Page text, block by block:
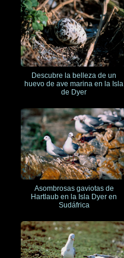
Descubre la belleza de un
huevo de ave marina en la Isla
de Dyer
Asombrosas gaviotas de
Hartlaub en la Isla Dyer en
Sudáfrica